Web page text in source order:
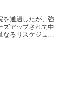
責任という言葉
を通過したが、強
ズアップされて中
るリスケジュー